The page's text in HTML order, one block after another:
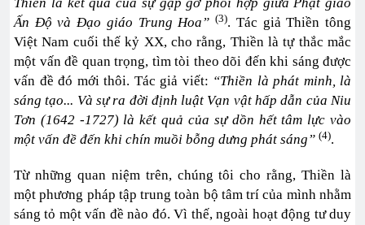
Ấn Độ và Đạo giáo Trung Hoa” (3). Tác giả Thiền tông
Việt Nam cuối thế kỷ XX, cho rằng, Thiền là tự thắc mắc
một vấn đề quan trọng, tìm tòi theo dõi đến khi sáng được
vấn đề đó mới thôi. Tác giả viết: “Thiền là phát minh, là
sáng tạo... Và sự ra đời định luật Vạn vật hấp dẫn của Niu
Tơn (1642 -1727) là kết quả của sự dồn hết tâm lực vào
một vấn đề đến khi chín muồi bỗng dưng phát sáng” (4).
Từ những quan niệm trên, chúng tôi cho rằng, Thiền là
một phương pháp tập trung toàn bộ tâm trí của mình nhằm
sáng tỏ một vấn đề nào đó. Vì thế, ngoài hoạt động tư duy